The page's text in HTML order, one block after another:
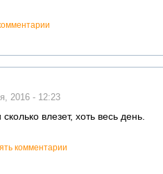
2016 - 12:23
влезет, хоть весь день.
комментарии